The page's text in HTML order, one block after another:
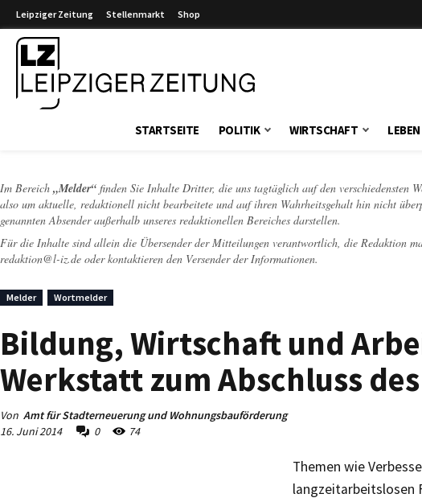
Leipziger Zeitung Stellenmarkt Shop
STARTSEITE POLITIK WIRTSCHAFT LEBEN
Im Bereich „Melder“ finden Sie Inhalte Dritter, die uns tagtäglich auf den verschiedensten
also um aktuelle, redaktionell nicht bearbeitete und auf ihren Wahrheitsgehalt hin nicht
genannten Absender außerhalb unseres redaktionellen Bereiches darstellen.
Für die Inhalte sind allein die Übersender der Mitteilungen verantwortlich, die Redaktion
redaktion@l-iz.de oder kontaktieren den Versender der Informationen.
Melder Wortmelder
Bildung, Wirtschaft und
Werkstatt zum Abschluss
Von Amt für Stadterneuerung und Wohnungsbauförderung
16. Juni 2014
0 74
Themen wie
langzeitarbeitslosen